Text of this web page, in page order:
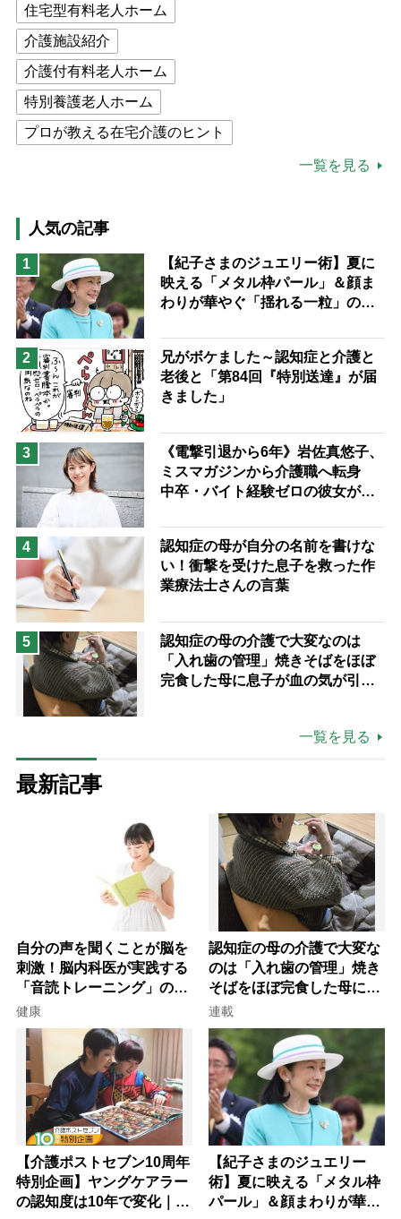
住宅型有料老人ホーム
介護施設紹介
介護付有料老人ホーム
特別養護老人ホーム
プロが教える在宅介護のヒント
猫が母になつきません
息子の遠距離介護サバイバル術
兄がボケました
便利なサービス
予防法
一覧を見る
人気の記事
1
【紀子さまのジュエリー術】夏に
映える「メタル枠パール」＆顔ま
わりが華やぐ「揺れる一粒」の使
2
兄がボケました～認知症と介護と
老後と「第84回『特別送達』が届
きました」
3
《電撃引退から6年》岩佐真悠子、
ミスマガジンから介護職へ転身
中卒・バイト経験ゼロの彼女が見
ながら自分らしくいられる」
4
認知症の母が自分の名前を書けな
い！衝撃を受けた息子を救った作
業療法士さんの言葉
5
認知症の母の介護で大変なのは
「入れ歯の管理」焼きそばをほぼ
完食した母に息子が血の気が引い
一覧を見る
最新記事
自分の声を聞くことが脳を
刺激！脳内科医が実践する
「音読トレーニング」の極
意
健康
認知症の母の介護で大変な
のは「入れ歯の管理」焼き
そばをほぼ完食した母に息
子が血の気が引いた理由
連載
【介護ポストセブン10周年
特別企画】ヤングケアラー
の認知度は10年で変化｜流
【紀子さまのジュエリー
術】夏に映える「メタル枠
パール」＆顔まわりが華や